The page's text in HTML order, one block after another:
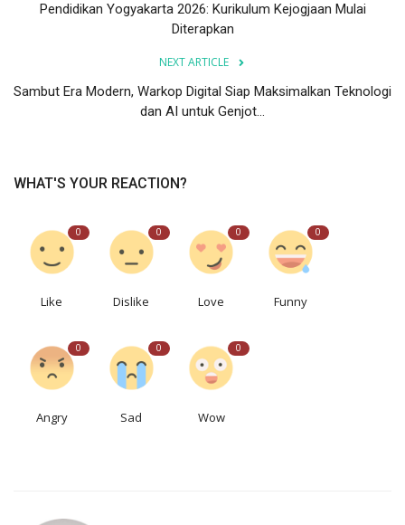
Pendidikan Yogyakarta 2026: Kurikulum Kejogjaan Mulai
Diterapkan
NEXT ARTICLE
Sambut Era Modern, Warkop Digital Siap Maksimalkan Teknologi
dan AI untuk Genjot...
WHAT'S YOUR REACTION?
0
Like
0
Dislike
0
Love
0
Funny
0
Angry
0
Sad
0
Wow